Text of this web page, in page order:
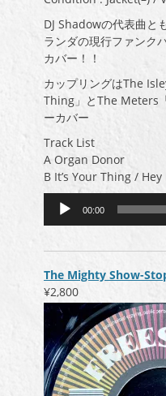
DJ Shadowの代表曲と
ランダの現行ファンク
カバー！！
カップリングはThe
Thing」とThe Meters
ーカバー
Track List
A Organ Donor
B It’s Your Thing / Hey
レ
ー
ヤ
ー
00:00
The Mighty Show-
¥2,800